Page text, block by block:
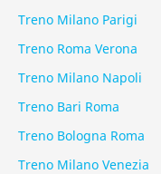
Treno Milano Parigi
Treno Roma Verona
Treno Milano Napoli
Treno Bari Roma
Treno Bologna Roma
Treno Milano Venezia